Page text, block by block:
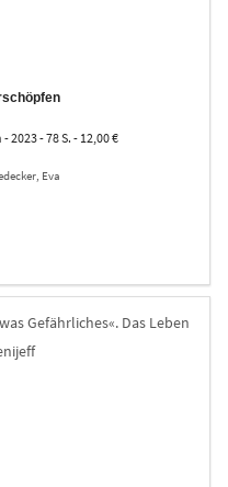
2023 - 78 S. - 12,00 €
Eva